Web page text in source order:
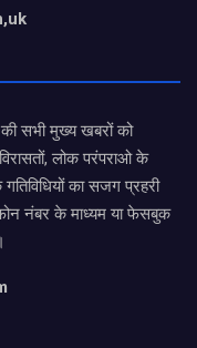
सभी मुख्य खबरों को
लोक परंपराओ के
का सजग प्रहरी
नंबर के माध्यम या फेसबुक